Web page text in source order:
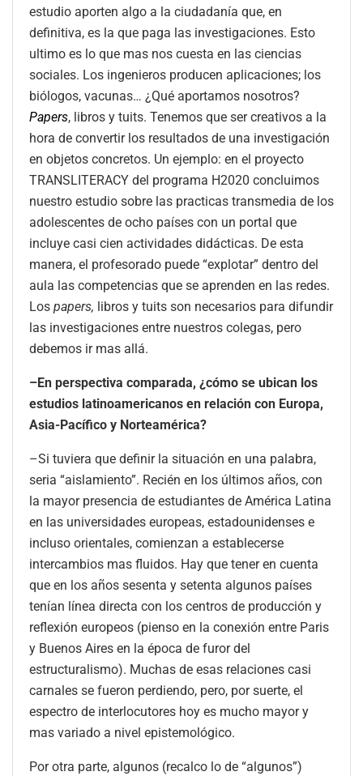
estudio aporten algo a la ciudadanía que, en
definitiva, es la que paga las investigaciones. Esto
ultimo es lo que mas nos cuesta en las ciencias
sociales. Los ingenieros producen aplicaciones; los
biólogos, vacunas… ¿Qué aportamos nosotros?
Papers, libros y tuits. Tenemos que ser creativos a la
hora de convertir los resultados de una investigación
en objetos concretos. Un ejemplo: en el proyecto
TRANSLITERACY del programa H2020 concluimos
nuestro estudio sobre las practicas transmedia de los
adolescentes de ocho países con un portal que
incluye casi cien actividades didácticas. De esta
manera, el profesorado puede “explotar” dentro del
aula las competencias que se aprenden en las redes.
Los papers, libros y tuits son necesarios para difundir
las investigaciones entre nuestros colegas, pero
debemos ir mas allá.
–En perspectiva comparada, ¿cómo se ubican los
estudios latinoamericanos en relación con Europa,
Asia-Pacífico y Norteamérica?
–Si tuviera que definir la situación en una palabra,
seria “aislamiento”. Recién en los últimos años, con
la mayor presencia de estudiantes de América Latina
en las universidades europeas, estadounidenses e
incluso orientales, comienzan a establecerse
intercambios mas fluidos. Hay que tener en cuenta
que en los años sesenta y setenta algunos países
tenían línea directa con los centros de producción y
reflexión europeos (pienso en la conexión entre Paris
y Buenos Aires en la época de furor del
estructuralismo). Muchas de esas relaciones casi
carnales se fueron perdiendo, pero, por suerte, el
espectro de interlocutores hoy es mucho mayor y
mas variado a nivel epistemológico.
Por otra parte, algunos (recalco lo de “algunos”)